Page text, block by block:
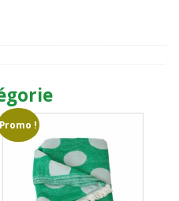
Promo !